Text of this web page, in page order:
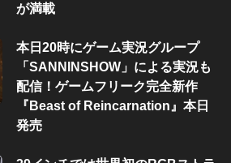
が満載
本日20時にゲーム実況グループ
「SANNINSHOW」による実況も
配信！ゲームフリーク完全新作
『Beast of Reincarnation』本日
発売